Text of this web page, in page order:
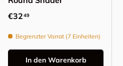
Normaler Preis
€3249
Begrenzter Vorrat (7 Einheiten)
In den Warenkorb